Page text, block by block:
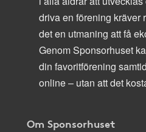
driva en förening kräver
det en utmaning att få
Genom Sponsorhuset
din favoritförening
online – utan att det
Om Sponsorhuset